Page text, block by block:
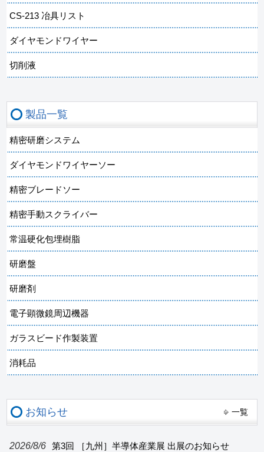
CS-213 冶具リスト
ダイヤモンドワイヤー
切削液
製品一覧
精密研磨システム
ダイヤモンドワイヤーソー
精密ブレードソー
精密手動スクライバー
常温硬化包埋樹脂
研磨盤
研磨剤
電子顕微鏡周辺機器
ガラスビード作製装置
消耗品
お知らせ 一覧
2026/8/6 第3回 ［九州］半導体産業展 出展のお知らせ